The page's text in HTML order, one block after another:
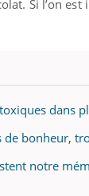
Si l’on
dans
de bonheur,
notre